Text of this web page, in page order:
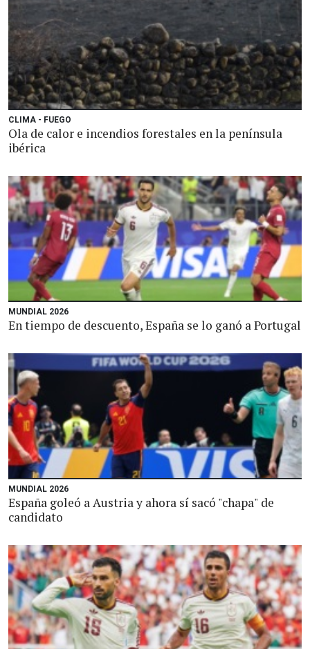
CLIMA - FUEGO
Ola de calor e incendios forestales en la península
ibérica
MUNDIAL 2026
En tiempo de descuento, España se lo ganó a Portugal
MUNDIAL 2026
España goleó a Austria y ahora sí sacó "chapa" de
candidato